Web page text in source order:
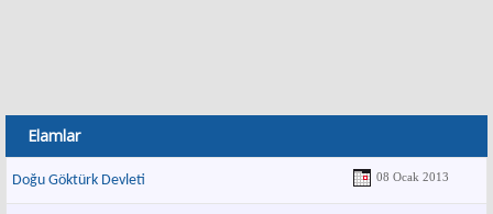
Elamlar
Doğu Göktürk Devleti 08 Ocak 2013